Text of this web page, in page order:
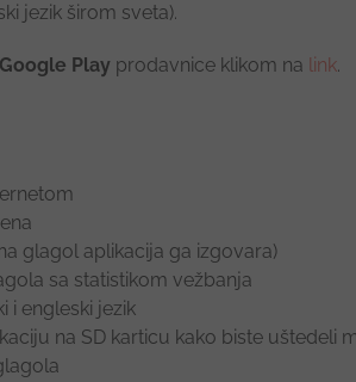
jezik širom sveta).
Play prodavnice klikom na link.
glagol aplikacija ga izgovara)
sa statistikom vežbanja
i engleski jezik
na SD karticu kako biste uštedeli